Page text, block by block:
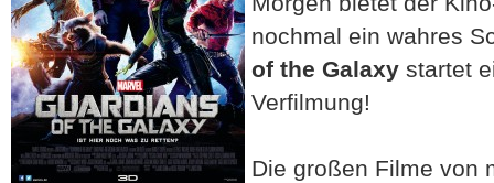
nochmal ein wahres
of the Galaxy startet
Verfilmung!
Die großen Filme von